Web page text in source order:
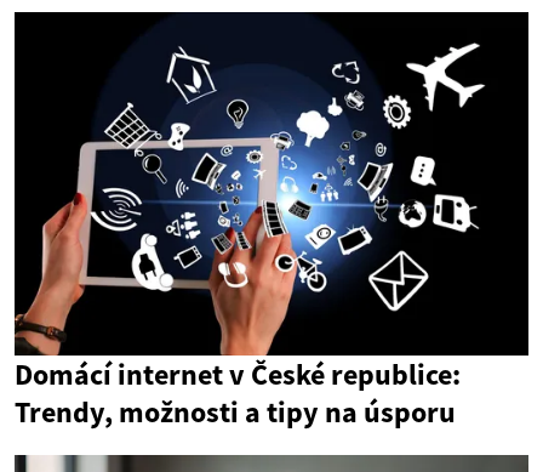
Domácí internet v České republice:
Trendy, možnosti a tipy na úsporu